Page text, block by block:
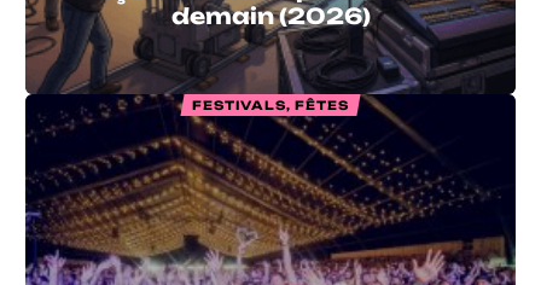
demain (2026)
FESTIVALS, FÊTES